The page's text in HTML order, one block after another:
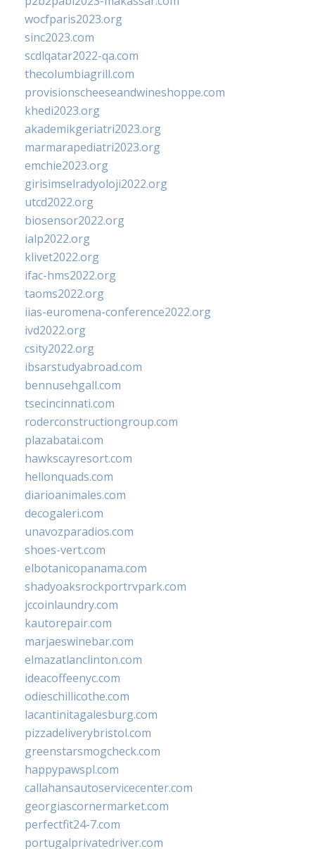
wocfparis2023.org
sinc2023.com
scdlqatar2022-qa.com
thecolumbiagrill.com
provisionscheeseandwineshoppe.com
khedi2023.org
akademikgeriatri2023.org
marmarapediatri2023.org
emchie2023.org
girisimselradyoloji2022.org
utcd2022.org
biosensor2022.org
ialp2022.org
klivet2022.org
ifac-hms2022.org
taoms2022.org
iias-euromena-conference2022.org
ivd2022.org
csity2022.org
ibsarstudyabroad.com
bennusehgall.com
tsecincinnati.com
roderconstructiongroup.com
plazabatai.com
hawkscayresort.com
hellonquads.com
diarioanimales.com
decogaleri.com
unavozparadios.com
shoes-vert.com
elbotanicopanama.com
shadyoaksrockportrvpark.com
jccoinlaundry.com
kautorepair.com
marjaeswinebar.com
elmazatlanclinton.com
ideacoffeenyc.com
odieschillicothe.com
lacantinitagalesburg.com
pizzadeliverybristol.com
greenstarsmogcheck.com
happypawspl.com
callahansautoservicecenter.com
georgiascornermarket.com
perfectfit24-7.com
portugalprivatedriver.com